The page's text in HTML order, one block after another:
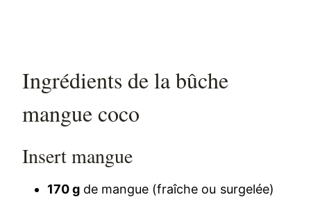
Ingrédients de la bûche
mangue coco
Insert mangue
170 g de mangue (fraîche ou surgelée)